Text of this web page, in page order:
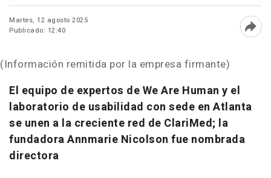
Martes, 12 agosto 2025
Publicado: 12:40
(Información remitida por la empresa firmante)
El equipo de expertos de We Are Human y el
laboratorio de usabilidad con sede en Atlanta
se unen a la creciente red de ClariMed; la
fundadoraAnnmarie Nicolson fue nombrada
directora